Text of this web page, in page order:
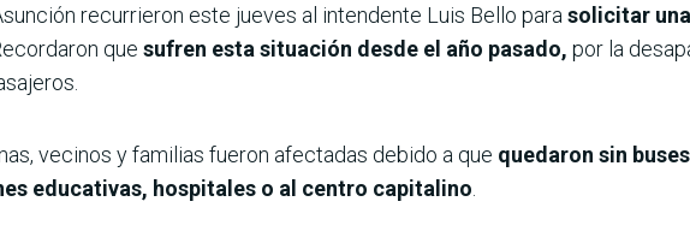
recurrieron este jueves al intendente Luis Bello para solicitar
que sufren esta situación desde el año pasado, por la
vecinos y familias fueron afectadas debido a que quedaron sin
educativas, hospitales o al centro capitalino